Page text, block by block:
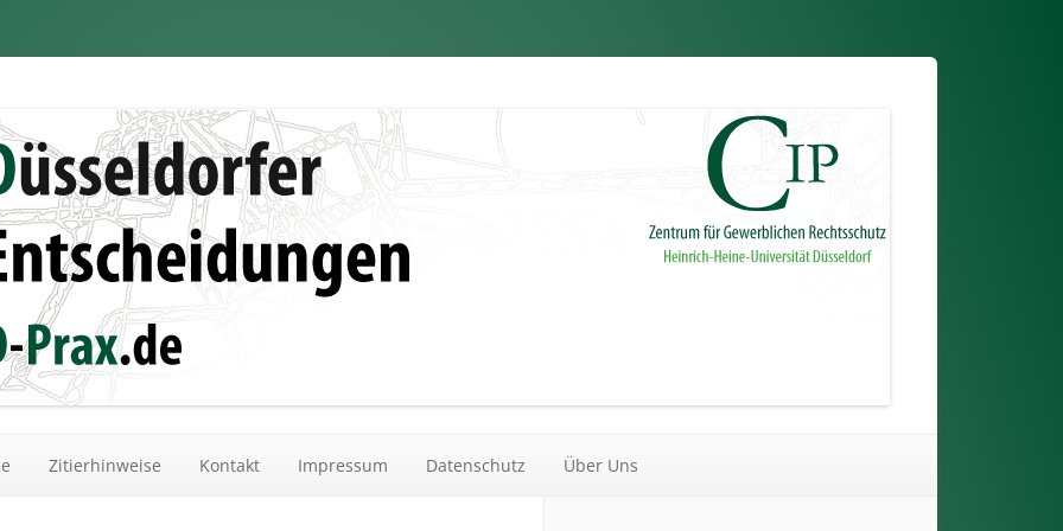
Zitierhinweise Kontakt Impressum Datenschutz Über Uns